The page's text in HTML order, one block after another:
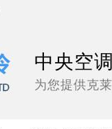
中央空
为您提供克